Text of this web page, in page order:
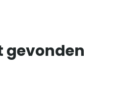
gevonden